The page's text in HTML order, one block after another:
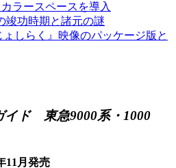
ラースペースを導入
竣功時期と諸元の謎
しらく』映像のパッケージ版と
イド 東急9000系・1000
11月発売